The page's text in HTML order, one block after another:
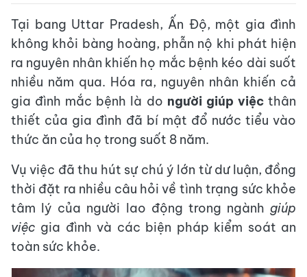
Tại bang Uttar Pradesh, Ấn Độ, một gia đình
không khỏi bàng hoàng, phẫn nộ khi phát hiện
ra nguyên nhân khiến họ mắc bệnh kéo dài suốt
nhiều năm qua. Hóa ra, nguyên nhân khiến cả
gia đình mắc bệnh là do người giúp việcthân
thiết của gia đình đã bí mật đổ nước tiểu vào
thức ăn của họ trong suốt 8 năm.
Vụ việc đã thu hút sự chú ý lớn từ dư luận, đồng
thời đặt ra nhiều câu hỏi về tình trạng sức khỏe
tâm lý của người lao động trong ngành giúp
việc gia đình và các biện pháp kiểm soát an
toàn sức khỏe.